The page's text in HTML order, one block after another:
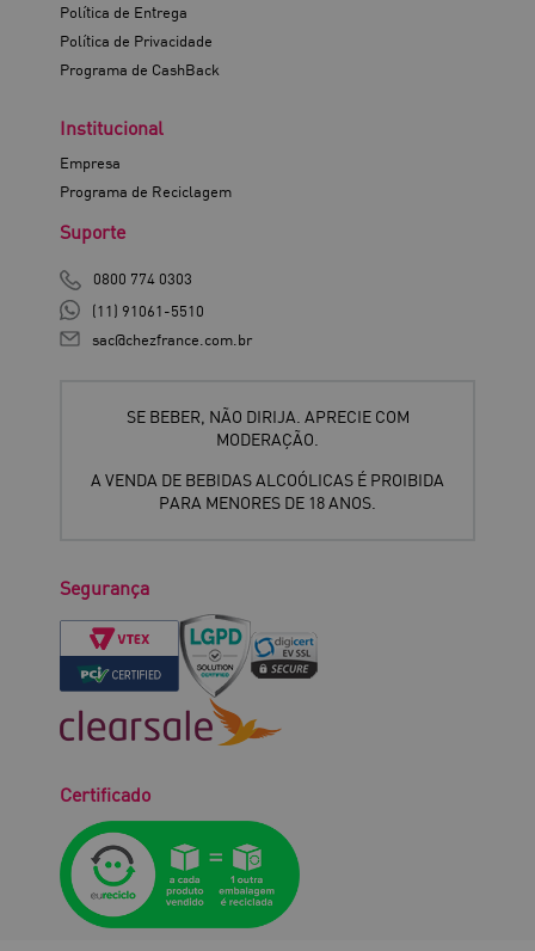
Política de Entrega
Política de Privacidade
Programa de CashBack
Institucional
Empresa
Programa de Reciclagem
Suporte
0800 774 0303
(11) 91061-5510
sac@chezfrance.com.br
SE BEBER, NÃO DIRIJA. APRECIE COM
MODERAÇÃO.
A VENDA DE BEBIDAS ALCOÓLICAS É PROIBIDA
PARA MENORES DE 18 ANOS.
Segurança
Certificado